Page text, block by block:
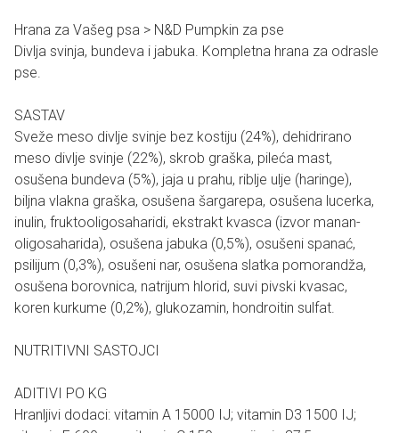
Hrana za Vašeg psa > N&D Pumpkin za pse
Divlja svinja, bundeva i jabuka. Kompletna hrana za odrasle
pse.
SASTAV
Sveže meso divlje svinje bez kostiju (24%), dehidrirano
meso divlje svinje (22%), skrob graška, pileća mast,
osušena bundeva (5%), jaja u prahu, riblje ulje (haringe),
biljna vlakna graška, osušena šargarepa, osušena lucerka,
inulin, fruktooligosaharidi, ekstrakt kvasca (izvor manan-
oligosaharida), osušena jabuka (0,5%), osušeni spanać,
psilijum (0,3%), osušeni nar, osušena slatka pomorandža,
osušena borovnica, natrijum hlorid, suvi pivski kvasac,
koren kurkume (0,2%), glukozamin, hondroitin sulfat.
NUTRITIVNI SASTOJCI
ADITIVI PO KG
Hranljivi dodaci: vitamin A 15000 IJ; vitamin D3 1500 IJ;